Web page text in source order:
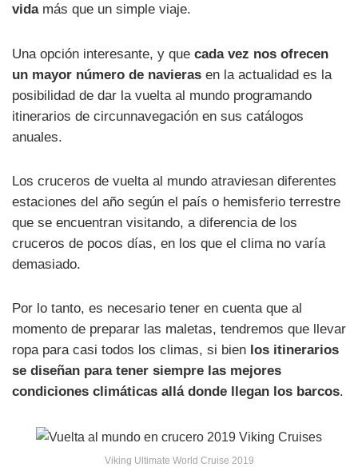
vidamás que un simple viaje.
Una opción interesante, y que cada vez nos ofrecen
un mayor número de navieras en la actualidad es la
posibilidad de dar la vuelta al mundo programando
itinerarios de circunnavegación en sus catálogos
anuales.
Los cruceros de vuelta al mundo atraviesan diferentes
estaciones del año según el país o hemisferio terrestre
que se encuentran visitando, a diferencia de los
cruceros de pocos días, en los que el clima no varía
demasiado.
Por lo tanto, es necesario tener en cuenta que al
momento de preparar las maletas, tendremos que llevar
ropa para casi todos los climas, si bien los itinerarios
se diseñan para tener siempre las mejores
condiciones climáticas allá donde llegan los barcos.
Viking Ultimate World Cruise 2019